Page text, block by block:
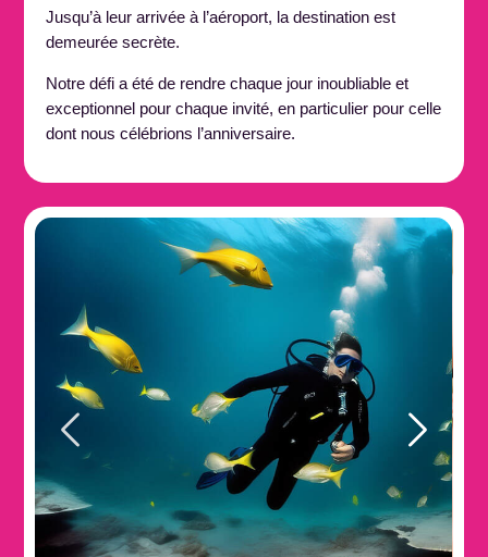
Jusqu’à leur arrivée à l’aéroport, la destination est
demeurée secrète.
Notre défi a été de rendre chaque jour inoubliable et
exceptionnel pour chaque invité, en particulier pour celle
dont nous célébrions l’anniversaire.